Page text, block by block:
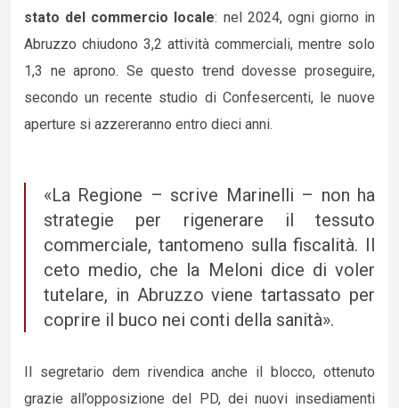
stato del commercio locale: nel 2024, ogni giorno in
Abruzzo chiudono 3,2 attività commerciali, mentre solo
1,3 ne aprono. Se questo trend dovesse proseguire,
secondo un recente studio di Confesercenti, le nuove
aperture si azzereranno entro dieci anni.
«La Regione – scrive Marinelli – non ha
strategie per rigenerare il tessuto
commerciale, tantomeno sulla fiscalità. Il
ceto medio, che la Meloni dice di voler
tutelare, in Abruzzo viene tartassato per
coprire il buco nei conti della sanità».
Il segretario dem rivendica anche il blocco, ottenuto
grazie all’opposizione del PD, dei nuovi insediamenti